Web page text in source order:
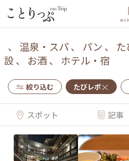
ガイ
、 温泉・スパ、 パン 、
設、 お酒 、 ホテル・宿
絞り込む たびレポ
スポット 記事